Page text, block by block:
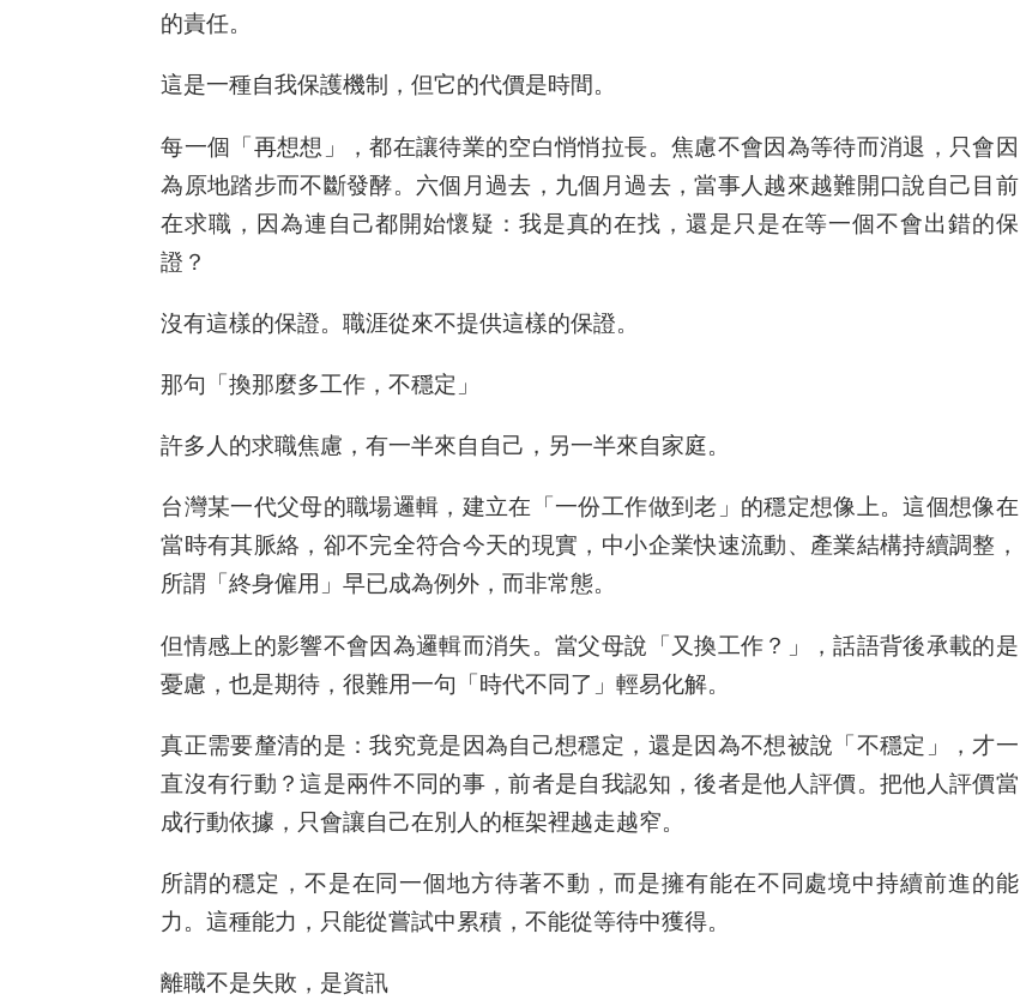
的責任。
這是一種自我保護機制，但它的代價是時間。
每一個「再想想」，都在讓待業的空白悄悄拉長。焦慮不會因為等待而消退，只會因
為原地踏步而不斷發酵。六個月過去，九個月過去，當事人越來越難開口說自己目前
在求職，因為連自己都開始懷疑：我是真的在找，還是只是在等一個不會出錯的保
證？
沒有這樣的保證。職涯從來不提供這樣的保證。
那句「換那麼多工作，不穩定」
許多人的求職焦慮，有一半來自自己，另一半來自家庭。
台灣某一代父母的職場邏輯，建立在「一份工作做到老」的穩定想像上。這個想像在
當時有其脈絡，卻不完全符合今天的現實，中小企業快速流動、產業結構持續調整，
所謂「終身僱用」早已成為例外，而非常態。
但情感上的影響不會因為邏輯而消失。當父母說「又換工作？」，話語背後承載的是
憂慮，也是期待，很難用一句「時代不同了」輕易化解。
真正需要釐清的是：我究竟是因為自己想穩定，還是因為不想被說「不穩定」，才一
直沒有行動？這是兩件不同的事，前者是自我認知，後者是他人評價。把他人評價當
成行動依據，只會讓自己在別人的框架裡越走越窄。
所謂的穩定，不是在同一個地方待著不動，而是擁有能在不同處境中持續前進的能
力。這種能力，只能從嘗試中累積，不能從等待中獲得。
離職不是失敗，是資訊